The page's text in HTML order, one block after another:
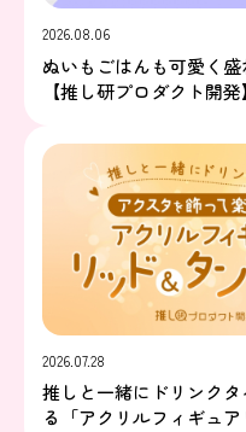
2026.08.06
ぬいもごはんも可愛く
【推し研プロダクト開発】
2026.07.28
推しと一緒にドリンク
る「アクリルフィギュ